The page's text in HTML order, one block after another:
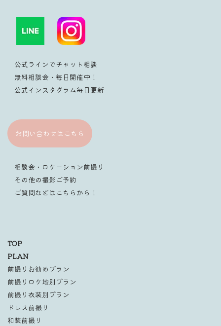
公式ラインでチャット相談
無料相談会・毎日開催中！
公式インスタグラム毎日更新
お問い合わせはこちら
相談会・ロケーション前撮り
その他の撮影ご予約
ご質問などはこちらから！
TOP
PLAN
前撮りお勧めプラン
前撮りロケ地別プラン
前撮り衣装別プラン
ドレス前撮り
和装前撮り